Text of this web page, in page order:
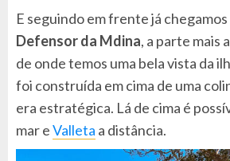
E seguindo em frente já
Defensor da Mdina, a parte mais
de onde temos uma bela vista da
foi construída em cima de uma
era estratégica. Lá de cima é
mar eValleta a distância.